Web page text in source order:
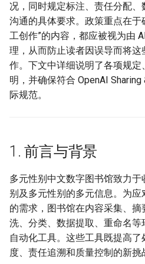
成人变身文学与小说存档库
（限制级） 数据分析
扶她与双性相关文档小说（成
人与限制级） 数据分析
社区短篇tsf变身文学档案
数据分析
跨性别与多元性别新闻网页档
案库 数据分析
阉割与去势相关文档与小说
（限制级） 数据分析
4.2 责任分配
5. 人机协同机制与自动化框架
6. 内容质量控制与审核机制
7. 数据溯源与记录机制
9. 系统与技术框架描述
10. 透明度与用户沟通
11. 政策实施与监控
12. 更新记录与修订历史
况，同时规定标注、责任分配
沟通的具体要求。政策重点在于
工创作”的内容，都应被视为由
理，从而防止读者因误导而将
作。下文中详细说明了各项规
明，并确保符合 OpenAI
际规范。
1. 前言与背景
多元性别中文数字图书馆致力
别及多元性别的多元信息。为
的需求，图书馆在内容采集、
洗、分类、数据提取、重命名
自动化工具。这些工具既提高
度、责任追溯和质量控制的新挑